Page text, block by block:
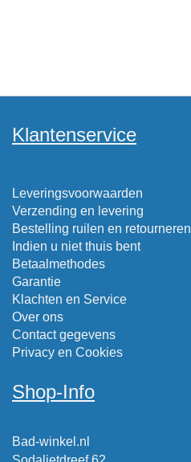
Klantenservice
Leveringsvoorwaarden
Verzending en levering
Bestelling ruilen en retourneren
Indien u niet thuis bent
Betaalmethodes
Garantie
Klachten en Service
Over ons
Contact gegevens
Privacy en Cookies
Shop-Info
Bad-winkel.nl